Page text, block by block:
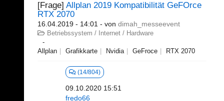
[Frage] Allplan 2019 Kompatibilität GeFOrce
RTX 2070
16.04.2019 - 14:01 - von dimah_messeevent
Betriebssystem / Internet / Hardware
Allplan Grafikkarte Nvidia GeFroce RTX 2070
(14/804)
09.10.2020 15:51
fredo66